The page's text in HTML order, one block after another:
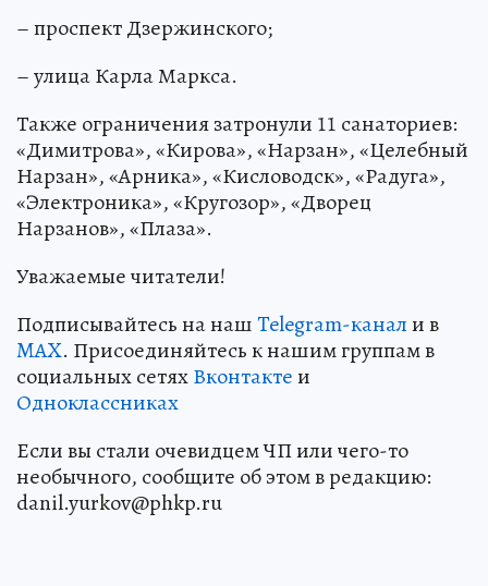
– проспект Дзержинского;
– улица Карла Маркса.
Также ограничения затронули 11 санаториев:
«Димитрова», «Кирова», «Нарзан», «Целебный
Нарзан», «Арника», «Кисловодск», «Радуга»,
«Электроника», «Кругозор», «Дворец
Нарзанов», «Плаза».
Уважаемые читатели!
Подписывайтесь на нашTelegram-канали в
MAX. Присоединяйтесь к нашим группам в
социальных сетяхВконтактеи
Одноклассниках
Если вы стали очевидцем ЧП или чего-то
необычного, сообщите об этом в редакцию:
danil.yurkov@phkp.ru